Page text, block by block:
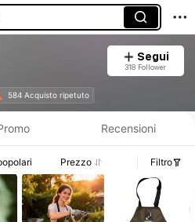
Segui
318 Follower
584 Acquisto ripetuto
Recensioni
Prezzo Filtro